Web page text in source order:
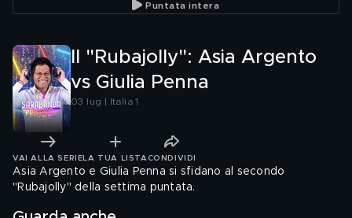
Puntata intera
Il "Rubajolly": Asia Argento
vs Giulia Penna
03 lug | Italia 1
VAI ALLA SERIE LA TUA LISTA CONDIVIDI
Asia Argento e Giulia Penna si sfidano al secondo
"Rubajolly" della settima puntata.